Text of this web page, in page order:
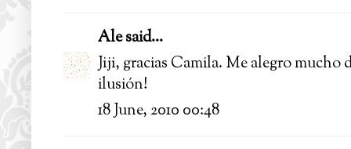
Alesaid...
Jiji, gracias Camila. Me alegro mucho
ilusión!
18 June, 2010 00:48